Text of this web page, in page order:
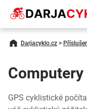
Darjacyklo.cz >
Computery
GPS cyklistické